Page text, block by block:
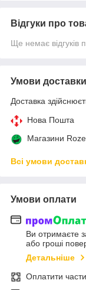
Відгуки про
Ще немає відгуків
Умови доставки
Доставка
Нова Пошта
Магазини
Всі умови
Умови оплати
Ви отримаєте
або гроші
Детальніше
Оплатити